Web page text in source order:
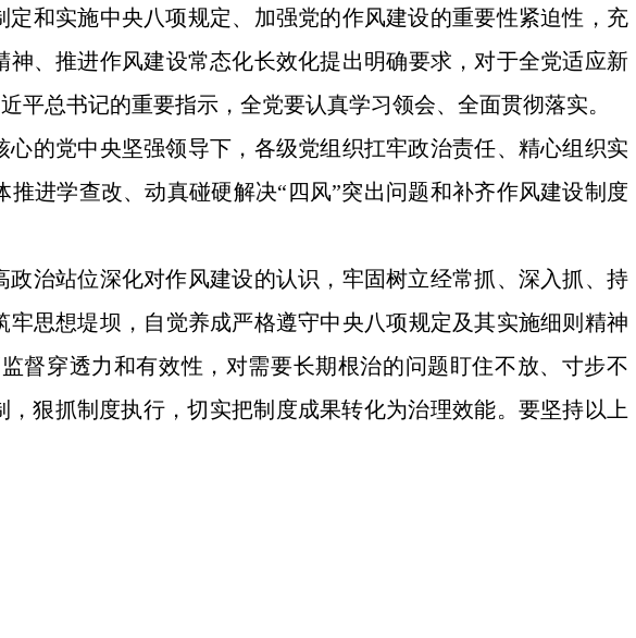
和实施中央八项规定、加强党的作风建设的重要性紧迫性，充
、推进作风建设常态化长效化提出明确要求，对于全党适应新
总书记的重要指示，全党要认真学习领会、全面贯彻落实。
的党中央坚强领导下，各级党组织扛牢政治责任、精心组织实
进学查改、动真碰硬解决“四风”突出问题和补齐作风建设制度
治站位深化对作风建设的认识，牢固树立经常抓、深入抓、持
思想堤坝，自觉养成严格遵守中央八项规定及其实施细则精神
督穿透力和有效性，对需要长期根治的问题盯住不放、寸步不
狠抓制度执行，切实把制度成果转化为治理效能。要坚持以上